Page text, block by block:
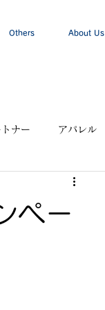
Others About Us
ナー アパレル
ペー